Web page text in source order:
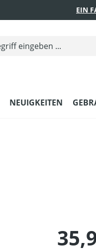
EIN
NEUIGKEITEN